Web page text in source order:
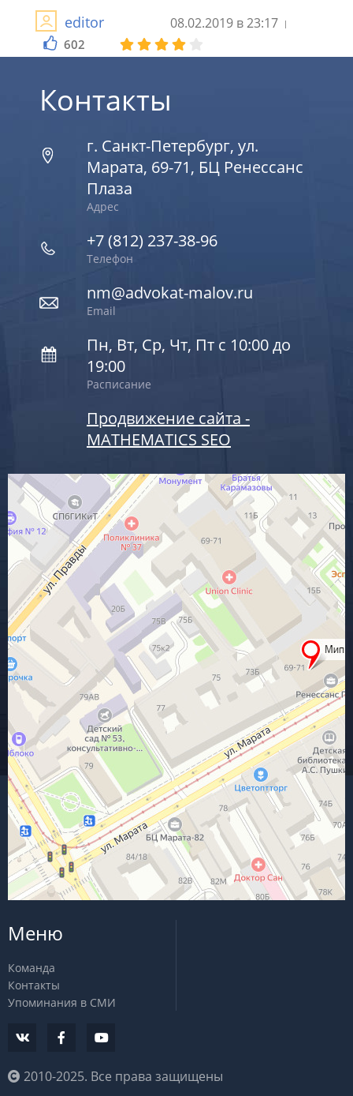
editor 08.02.2019 в 23:17
602
Контакты
г. Санкт-Петербург, ул.
Марата, 69-71, БЦ Ренессанс
Плаза
Адрес
+7 (812) 237-38-96
Телефон
nm@advokat-malov.ru
Email
Пн, Вт, Ср, Чт, Пт с 10:00 до
19:00
Расписание
Продвижение сайта -
MATHEMATICS SEO
Меню
Команда
Контакты
Упоминания в СМИ
2010-2025. Все права защищены